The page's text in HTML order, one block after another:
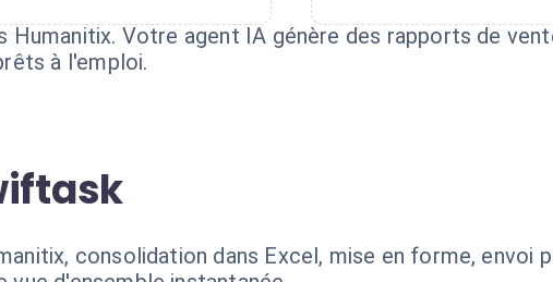
Votre agent IA génère des rapports de
à l'emploi.
consolidation dans Excel, mise en forme, envoi